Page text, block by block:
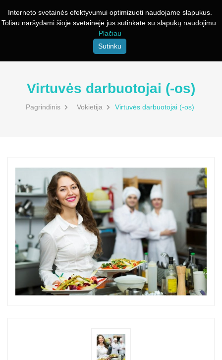
Interneto svetainės efektyvumui optimizuoti naudojame slapukus.
Toliau naršydami šioje svetainėje jūs sutinkate su slapukų naudojimu.
Plačiau
Sutinku
Virtuvės darbuotojai (-os)
Pagrindinis Vokietija Virtuvės darbuotojai (-os)